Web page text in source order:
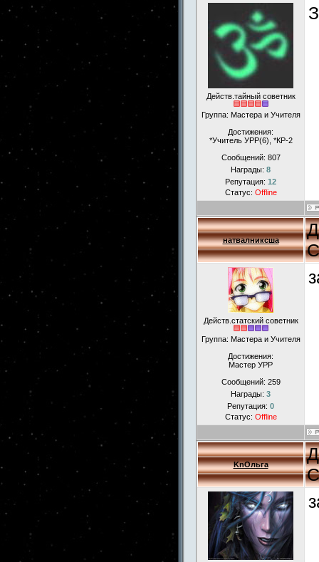
Действ.тайный советник
Группа: Мастера и Учителя
Достижения:
*Учитель УРР(6), *КР-2
Сообщений: 807
Награды: 8
Репутация: 12
Статус: Offline
натвалниксша
Действ.статский советник
Группа: Мастера и Учителя
Достижения:
Мастер УРР
Сообщений: 259
Награды: 3
Репутация: 0
Статус: Offline
KnОльга